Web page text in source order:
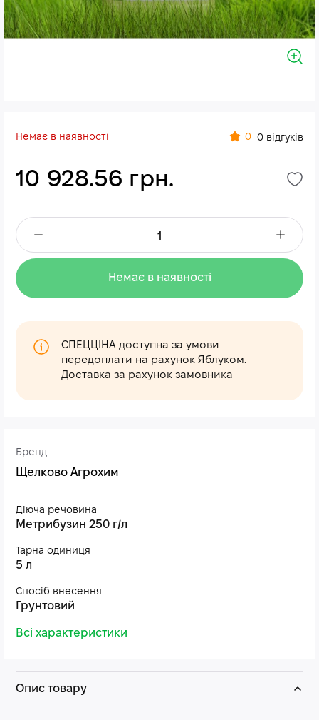
Бренд
Щелково Агрохим
Діюча речовина
Метрибузин 250 г/л
Тарна одиниця
5 л
Спосіб внесення
Грунтовий
Всі характеристики
Немає в наявності 0 0 відгуків
10 928.56 грн.
Немає в наявності
СПЕЦЦІНА доступна за умови
передоплати на рахунок Яблуком.
Доставка за рахунок замовника
Опис товару